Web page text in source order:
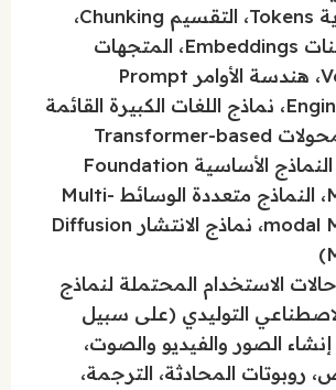
التمييزية Tokens، التقسيم Chunking،
التضمينات Embeddings، المتجهات
Vectors، هندسة الأوامر Prompt
Engineering، نماذج اللغات الكبيرة القائمة
على المحولات Transformer-based
LLMs، النماذج الأساسية Foundation
Models، النماذج متعددة الوسائط Multi-
modal Models، نماذج الانتشار Diffusion
الاستخدام المحتملة لنماذج
الاصطناعي التوليدي (على سبيل
إنشاء الصور والفيديو والصوت،
روبوتات المحادثة، الترجمة،